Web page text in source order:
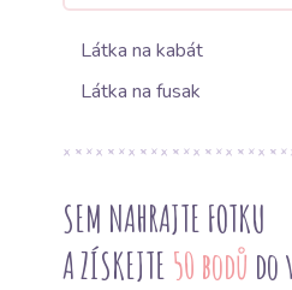
Látka na kabát
Látka na fusak
SEM NAHRAJTE FOTKU
A ZÍSKEJTE 50 bodů